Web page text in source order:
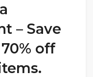
– Save
off